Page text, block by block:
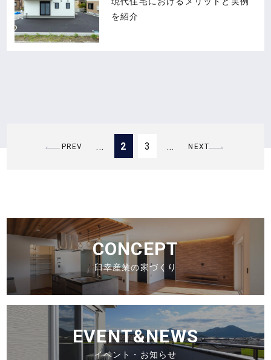
を紹介
PREV ... 2 3 ... NEXT
CONCEPT
臼幸産業の家づくり
EVENT&NEWS
イベント・お知らせ